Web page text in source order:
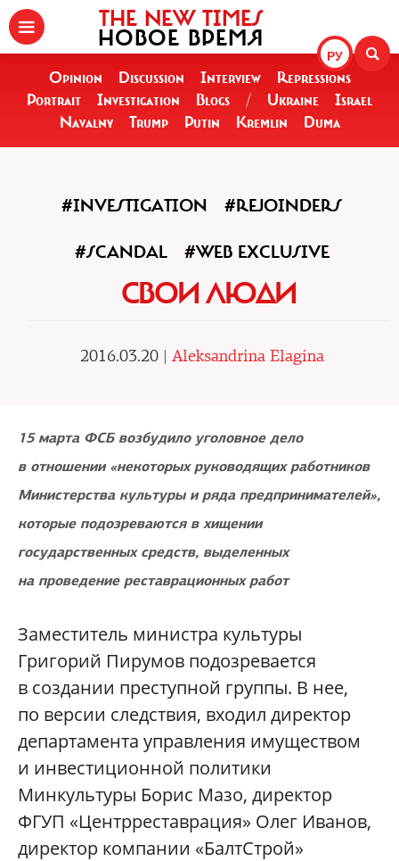
РУ
THE NEW TIMES
НОВОЕ ВРЕМЯ
Opinion Discussion Interview
Repressions
Portrait
Investigation Blogs / Ukraine
Israel
Navalny
Trump Putin Kremlin Duma
#INVESTIGATION #REJOINDERS
#SCANDAL #WEB EXCLUSIVE
СВОИ ЛЮДИ
2016.03.20 | Aleksandrina Elagina
15 марта ФСБ возбудило уголовное дело
в отношении «некоторых руководящих работников
Министерства культуры и ряда предпринимателей»,
которые подозреваются в хищении
государственных средств, выделенных
на проведение реставрационных работ
Заместитель министра культуры
Григорий Пирумов подозревается
в создании преступной группы. В нее,
по версии следствия, входил директор
департамента управления имуществом
и инвестиционной политики
Минкультуры Борис Мазо, директор
ФГУП «Центрреставрация» Олег Иванов,
директор компании «БалтСтрой»